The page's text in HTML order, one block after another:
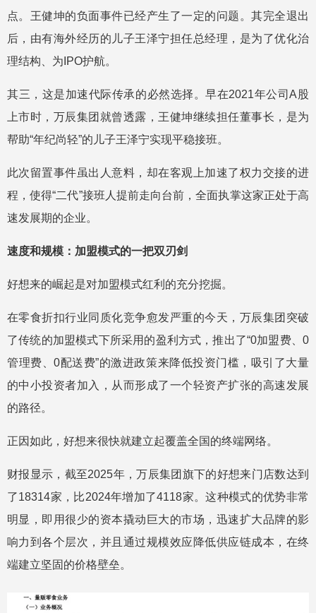
点。王健坤的负面事件已经产生了一定的问题。其完全退出
后，由有海外经历的儿子王泽宁担任总经理，是为了优化治
理结构、为IPO护航。
其三，这是加速代际传承的必然选择。早在2021年公司A股
上市时，万辰集团就曾透露，王健坤继续担任董事长，是为
帮助“年纪尚轻”的儿子王泽宁实现平稳接班。
此次留置事件虽出人意料，却在客观上加速了权力交接的进
程，使得“二代”接班人提前走向台前，全面执掌这家正处于高
速发展期的企业。
速度和规模：加盟模式的一把双刃剑
好想来的崛起是对加盟模式红利的充分挖掘。
在零食折扣行业同质化竞争愈发严重的今天，万辰集团突破
了传统的加盟模式下所采用的盈利方式，推出了“0加盟费、0
管理费、0配送费”的激进政策来降低投资门槛，吸引了大量
的中小投资者加入，从而形成了一个轻资产扩张的高速发展
的路径。
正因如此，好想来很快就建立起覆盖全国的终端网络。
财报显示，截至2025年，万辰集团旗下的好想来门店数达到
了18314家，比2024年增加了4118家。这种模式的优势非常
明显，即用很少的资本撬动巨大的市场，迅速扩大品牌的影
响力到各个层次，并且通过规模效应降低供应链成本，在终
端建立坚固的价格壁垒。